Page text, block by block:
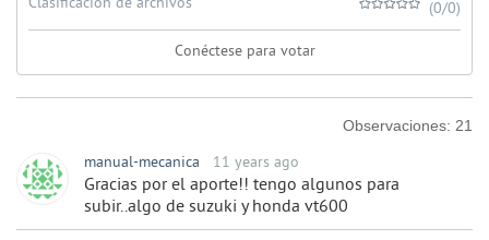
Clasificación de archivos (0/0)
Conéctese para votar
Observaciones: 21
manual-mecanica 11 years ago
Gracias por el aporte!! tengo algunos para
subir..algo de suzuki y honda vt600